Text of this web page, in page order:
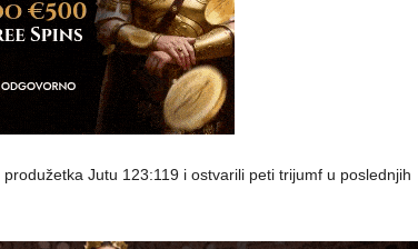
Jutu 123:119 i ostvarili peti trijumf u poslednjih